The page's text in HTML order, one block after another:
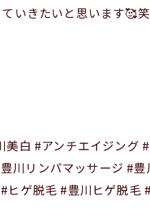
いきたいと思います🥰笑
白 #アンチエイジング
川リンパマッサージ #豊
ヒゲ脱毛 #豊川ヒゲ脱毛